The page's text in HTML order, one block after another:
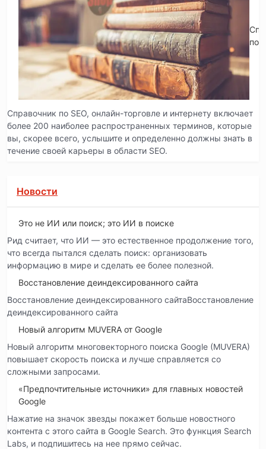
по
Справочник по SEO, онлайн-торговле и интернету включает
более 200 наиболее распространенных терминов, которые
вы, скорее всего, услышите и определенно должны знать в
течение своей карьеры в области SEO.
Новости
Это не ИИ или поиск; это ИИ в поиске
Рид считает, что ИИ — это естественное продолжение того,
что всегда пытался сделать поиск: организовать
информацию в мире и сделать ее более полезной.
Восстановление деиндексированного сайта
Восстановление деиндексированного сайтаВосстановление
деиндексированного сайта
Новый алгоритм MUVERA от Google
Новый алгоритм многовекторного поиска Google (MUVERA)
повышает скорость поиска и лучше справляется со
сложными запросами.
«Предпочтительные источники» для главных новостей
Google
Нажатие на значок звезды покажет больше новостного
контента с этого сайта в Google Search. Это функция Search
Labs, и подпишитесь на нее прямо сейчас.